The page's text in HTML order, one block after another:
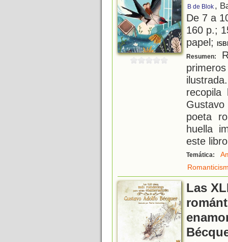
B de Blok ,
De 7 a
160 p.;
papel;
Resumen:
poeta
huella
este
Temática:
Las